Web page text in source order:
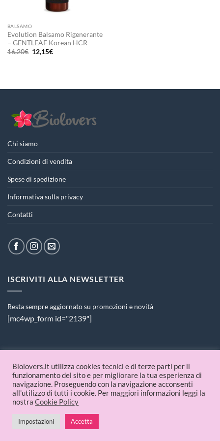
BALSAMO
Evolution Balsamo Rigenerante
– GENTLEAF Korean HCR
16,20€ Il
prezzo
12,15€Il
Chi siamo
Condizioni di vendita
Spese di spedizione
Informativa sulla privacy
Contatti
ISCRIVITI ALLA NEWSLETTER
Resta sempre aggiornato su promozioni e novità
[mc4wp_form id="2139"]
PAGAMENTI ACCETTATI
© 2026 Biolovers.it | P.IVA 09336481214
Biolovers.it utilizza cookies tecnici e di terze parti per il
funzionamento del sito e per migliorare la tua esperienza di
navigazione. Proseguendo con la navigazione acconsenti
all'utilizzo di tutti i cookie. Per maggiori informazioni leggi la
nostra Cookie Policy
Impostazioni Accetta